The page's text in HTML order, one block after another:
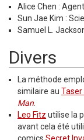
Alice Chen : Agent
Sun Jae Kim :
Samuel L.
Divers
La méthode
similaire au Taser
Man
Leo Fitz utilise la
avant cela été
comics Secret